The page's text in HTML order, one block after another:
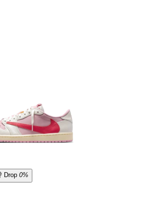
Drop 0%